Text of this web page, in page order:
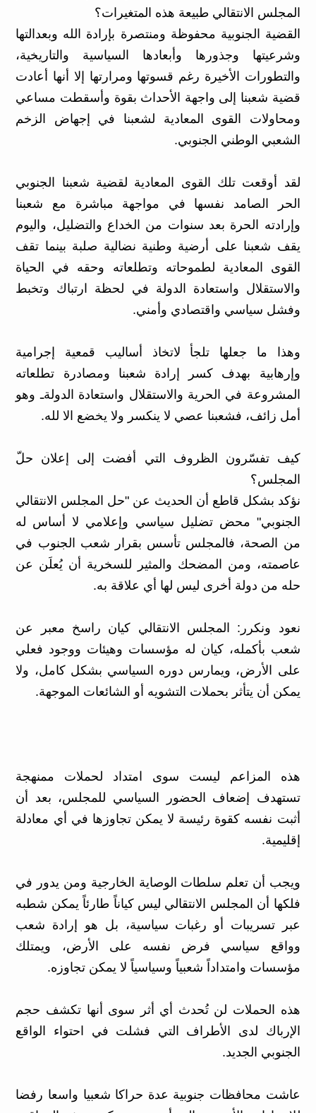
المجلس الانتقالي طبيعة هذه المتغيرات؟
القضية الجنوبية محفوظة ومنتصرة بإرادة الله وبعدالتها
وشرعيتها وجذورها وأبعادها السياسية والتاريخية،
والتطورات الأخيرة رغم قسوتها ومرارتها إلا أنها أعادت
قضية شعبنا إلى واجهة الأحداث بقوة وأسقطت مساعي
ومحاولات القوى المعادية لشعبنا في إجهاض الزخم
الشعبي الوطني الجنوبي.
لقد أوقعت تلك القوى المعادية لقضية شعبنا الجنوبي
الحر الصامد نفسها في مواجهة مباشرة مع شعبنا
وإرادته الحرة بعد سنوات من الخداع والتضليل، واليوم
يقف شعبنا على أرضية وطنية نضالية صلبة بينما تقف
القوى المعادية لطموحاته وتطلعاته وحقه في الحياة
والاستقلال واستعادة الدولة في لحظة ارتباك وتخبط
وفشل سياسي واقتصادي وأمني.
وهذا ما جعلها تلجأ لاتخاذ أساليب قمعية إجرامية
وإرهابية بهدف كسر إرادة شعبنا ومصادرة تطلعاته
المشروعة في الحرية والاستقلال واستعادة الدولةـ وهو
أمل زائف، فشعبنا عصي لا ينكسر ولا يخضع الا لله.
كيف تفسّرون الظروف التي أفضت إلى إعلان حلّ
المجلس؟
نؤكد بشكل قاطع أن الحديث عن "حل المجلس الانتقالي
الجنوبي" محض تضليل سياسي وإعلامي لا أساس له
من الصحة، فالمجلس تأسس بقرار شعب الجنوب في
عاصمته، ومن المضحك والمثير للسخرية أن يُعلَن عن
حله من دولة أخرى ليس لها أي علاقة به.
نعود ونكرر: المجلس الانتقالي كيان راسخ معبر عن
شعب بأكمله، كيان له مؤسسات وهيئات ووجود فعلي
على الأرض، ويمارس دوره السياسي بشكل كامل، ولا
يمكن أن يتأثر بحملات التشويه أو الشائعات الموجهة.
هذه المزاعم ليست سوى امتداد لحملات ممنهجة
تستهدف إضعاف الحضور السياسي للمجلس، بعد أن
أثبت نفسه كقوة رئيسة لا يمكن تجاوزها في أي معادلة
إقليمية.
ويجب أن تعلم سلطات الوصاية الخارجية ومن يدور في
فلكها أن المجلس الانتقالي ليس كياناً طارئاً يمكن شطبه
عبر تسريبات أو رغبات سياسية، بل هو إرادة شعب
وواقع سياسي فرض نفسه على الأرض، ويمتلك
مؤسسات وامتداداً شعبياً وسياسياً لا يمكن تجاوزه.
هذه الحملات لن تُحدث أي أثر سوى أنها تكشف حجم
الإرباك لدى الأطراف التي فشلت في احتواء الواقع
الجنوبي الجديد.
عاشت محافظات جنوبية عدة حراكا شعبيا واسعا رفضا